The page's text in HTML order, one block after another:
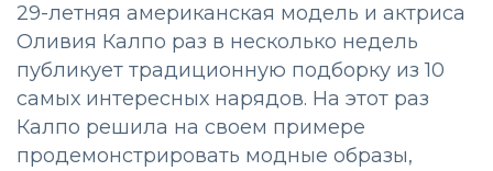
29-летняя американская модель и актриса
Оливия Калпо раз в несколько недель
публикует традиционную подборку из 10
самых интересных нарядов. На этот раз
Калпо решила на своем примере
продемонстрировать модные образы,